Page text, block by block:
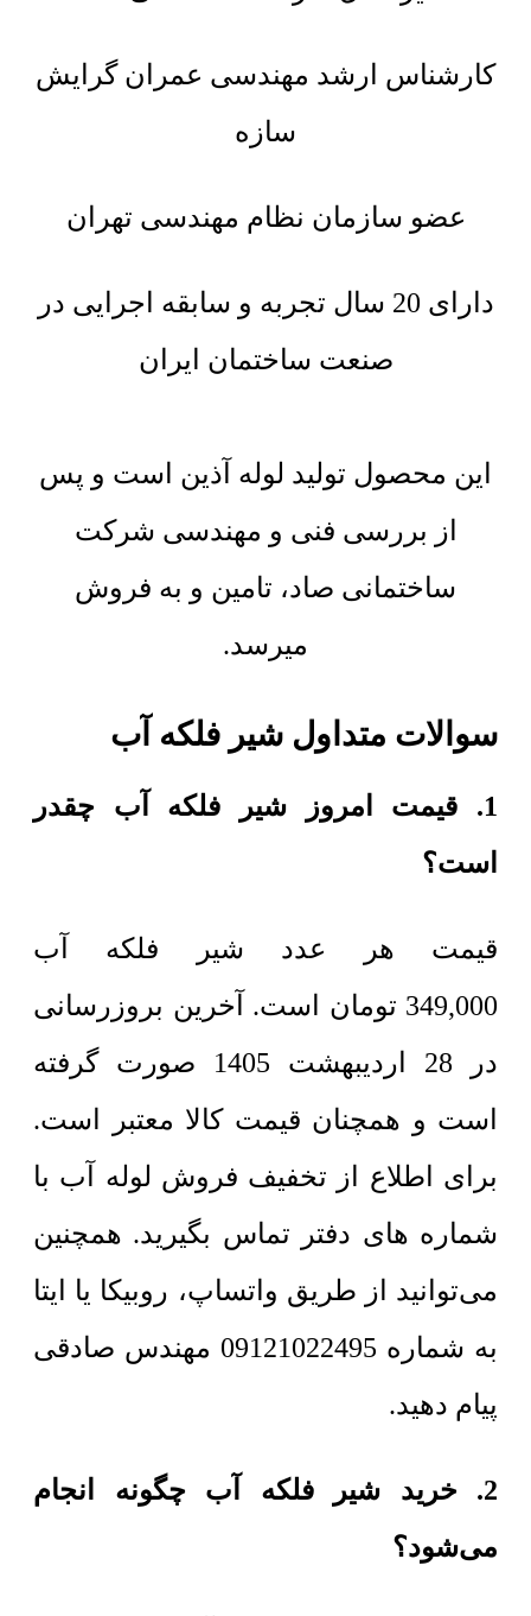
کارشناس ارشد مهندسی عمران گرایش
سازه
عضو سازمان نظام مهندسی تهران
دارای 20 سال تجربه و سابقه اجرایی در
صنعت ساختمان ایران
این محصول تولید لوله آذین است و پس
از بررسی فنی و مهندسی شرکت
ساختمانی صاد، تامین و به فروش
میرسد.
سوالات متداول شیر فلکه آب
1. قیمت امروز شیر فلکه آب چقدر
است؟
قیمت هر عدد شیر فلکه آب
349,000 تومان است. آخرین بروزرسانی
در 28 اردیبهشت 1405 صورت گرفته
است و همچنان قیمت کالا معتبر است.
برای اطلاع از تخفیف فروش لوله آب با
شماره های دفتر تماس بگیرید. همچنین
می‌توانید از طریق واتساپ، روبیکا یا ایتا
به شماره 09121022495 مهندس صادقی
پیام دهید.
2. خرید شیر فلکه آب چگونه انجام
می‌شود؟